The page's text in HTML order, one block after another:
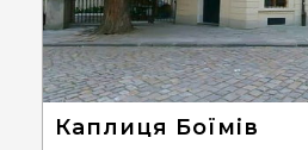
Каплиця Боїмів